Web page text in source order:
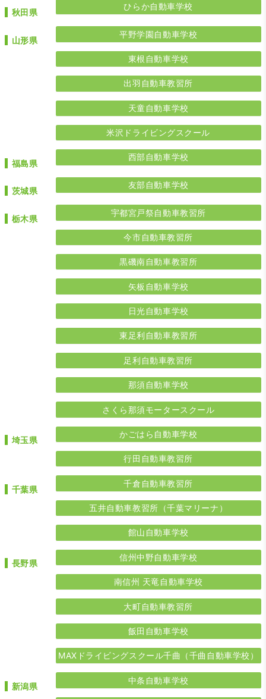
秋田県
ひらか自動車学校
山形県
平野学園自動車学校
東根自動車学校
出羽自動車教習所
天童自動車学校
米沢ドライビングスクール
福島県
西部自動車学校
茨城県
友部自動車学校
栃木県
宇都宮戸祭自動車教習所
今市自動車教習所
黒磯南自動車教習所
矢板自動車学校
日光自動車学校
東足利自動車教習所
足利自動車教習所
那須自動車学校
さくら那須モータースクール
埼玉県
かごはら自動車学校
行田自動車教習所
千葉県
千倉自動車教習所
五井自動車教習所（千葉マリーナ）
館山自動車学校
長野県
信州中野自動車学校
南信州 天竜自動車学校
大町自動車教習所
飯田自動車学校
MAXドライビングスクール千曲（千曲自動車学校）
新潟県
中条自動車学校